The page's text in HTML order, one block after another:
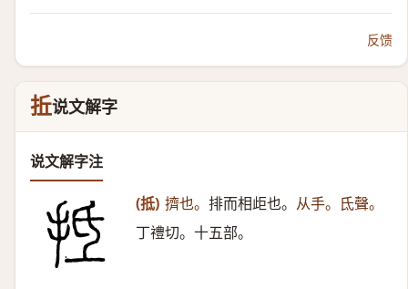
反馈
拞说文解字
说文解字注
(抵) 擠也。 排而相歫也。 从手。氐聲。
丁禮切。十五部。